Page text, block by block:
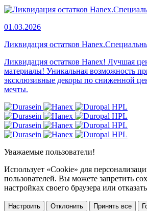
01.03.2026
Ликвидация остатков
Ликвидация остатков Hanex! Лучшая
материалы! Уникальная возможность
эксклюзивные декоры по сниженной
мечты.
Уважаемые пользователи!
Использует «Cookie» для
пользователей. Вы можете запретить
настройках своего браузера или
Настроить Отклонить Принять все